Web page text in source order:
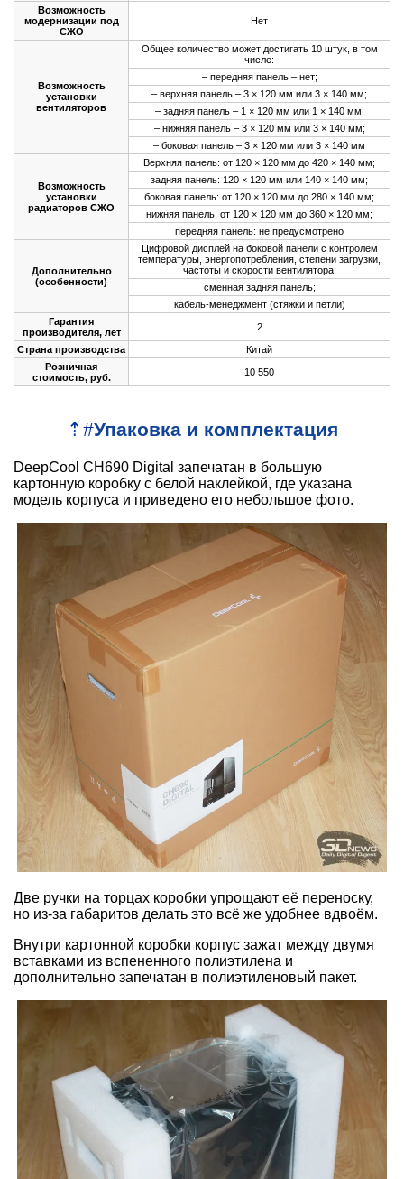
Возможность
модернизации под
СЖО
Нет
Возможность
установки
вентиляторов
Общее количество может достигать 10 штук, в том
числе:
– передняя панель – нет;
– верхняя панель – 3 × 120 мм или 3 × 140 мм;
– задняя панель – 1 × 120 мм или 1 × 140 мм;
– нижняя панель – 3 × 120 мм или 3 × 140 мм;
– боковая панель – 3 × 120 мм или 3 × 140 мм
Возможность
установки
радиаторов СЖО
Верхняя панель: от 120 × 120 мм до 420 × 140 мм;
задняя панель: 120 × 120 мм или 140 × 140 мм;
боковая панель: от 120 × 120 мм до 280 × 140 мм;
нижняя панель: от 120 × 120 мм до 360 × 120 мм;
передняя панель: не предусмотрено
Дополнительно
(особенности)
Цифровой дисплей на боковой панели с контролем
температуры, энергопотребления, степени загрузки,
частоты и скорости вентилятора;
сменная задняя панель;
кабель-менеджмент (стяжки и петли)
Гарантия
производителя, лет
2
Страна производства
Китай
Розничная
стоимость, руб.
10 550
⇡ #Упаковка и комплектация
DeepCool CH690 Digital запечатан в большую
картонную коробку с белой наклейкой, где указана
модель корпуса и приведено его небольшое фото.
Две ручки на торцах коробки упрощают её переноску,
но из-за габаритов делать это всё же удобнее вдвоём.
Внутри картонной коробки корпус зажат между двумя
вставками из вспененного полиэтилена и
дополнительно запечатан в полиэтиленовый пакет.